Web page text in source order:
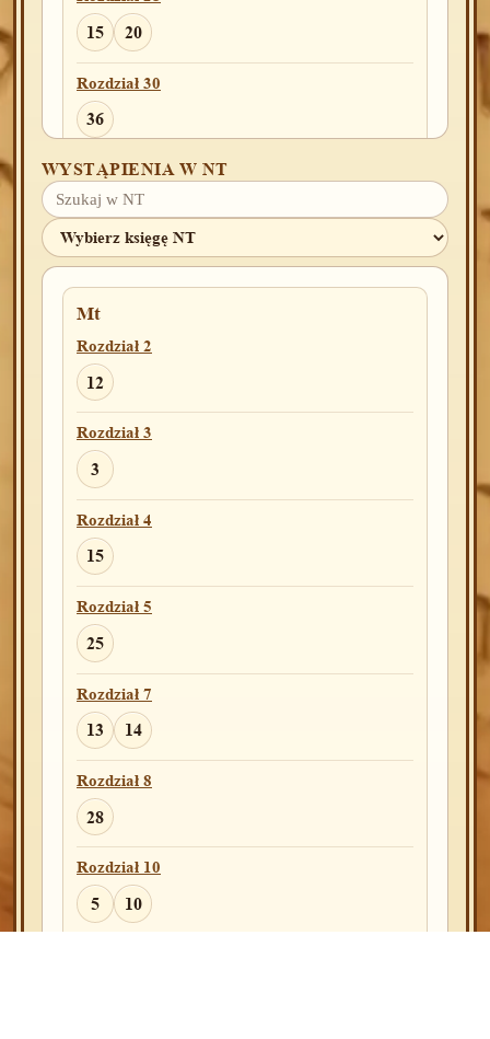
15 20
Rozdział 30
36
Rozdział 31
23
Rozdział 32
2
Rozdział 33
14
Rozdział 35
3
Rozdział 38
16
Rozdział 42
25
Rozdział 44
29
Rozdział 45
21
Rozdział 48
7
WYSTĄPIENIA W NT
Mt
Rozdział 2
12
Rozdział 3
3
Rozdział 4
15
Rozdział 5
25
Rozdział 7
13 14
Rozdział 8
28
Rozdział 10
5 10